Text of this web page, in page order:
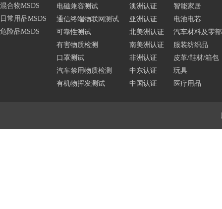
混合物MSDS
日常用品MSDS
危险品MSDS
电磁兼容测试
通信终端物联网测试
可靠性测试
有害物质检测
口罩测试
汽车禁用物质检测
有机物挥发测试
澳洲认证
亚洲认证
北美洲认证
南美洲认证
非洲认证
中东认证
中国认证
智能家居
电池电芯
汽车材料及零
服装纺织品
皮革/鞋材/箱包
玩具
医疗用品